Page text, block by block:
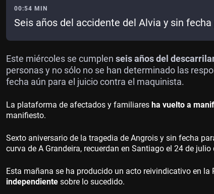
00:54 MIN
Seis años del accidente del Alvia y sin
Este miércoles se cumplen seis años del
personas y no sólo no se han determinado las
fecha aún para el juicio contra el maquinista.
La plataforma de afectados y familiares ha vuelto a
manifiesto.
Sexto aniversario de la tragedia de Angrois y sin fecha
curva de A Grandeira, recuerdan en Santiago el 24 de julio
Esta mañana se ha producido un acto reivindicativo en la
independiente sobre lo sucedido.